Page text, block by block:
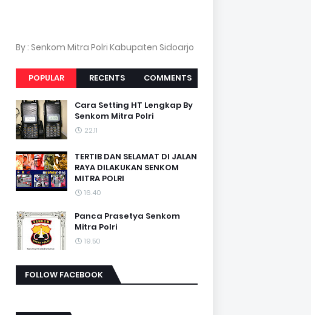
By : Senkom Mitra Polri Kabupaten Sidoarjo
POPULAR RECENTS COMMENTS
Cara Setting HT Lengkap By
Senkom Mitra Polri
22.11
TERTIB DAN SELAMAT DI JALAN
RAYA DILAKUKAN SENKOM
MITRA POLRI
16.40
Panca Prasetya Senkom
Mitra Polri
19.50
FOLLOW FACEBOOK